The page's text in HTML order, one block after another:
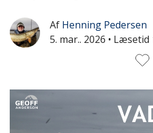
Af Henning Pedersen
5. mar.. 2026 • Læsetid